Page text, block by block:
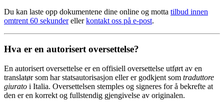
Du kan laste opp dokumentene dine online og motta tilbud innen
omtrent 60 sekunderellerkontakt oss på e-post.
Hva er en autorisert oversettelse?
En autorisert oversettelse er en offisiell oversettelse utført av en
translatør som har statsautorisasjon eller er godkjent som traduttore
giurato i Italia. Oversettelsen stemples og signeres for å bekrefte at
den er en korrekt og fullstendig gjengivelse av originalen.